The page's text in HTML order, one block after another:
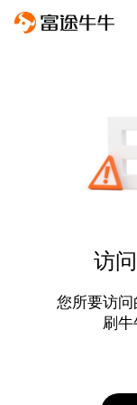
访
您所要访
刷